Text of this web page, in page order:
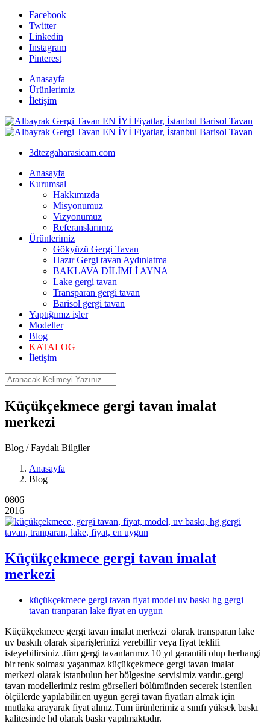
Facebook
Twitter
Linkedin
Instagram
Pinterest
Anasayfa
Ürünlerimiz
İletişim
3dtezgaharasicam.com
Anasayfa
Kurumsal
Hakkımızda
Misyonumuz
Vizyonumuz
Referanslarımız
Ürünlerimiz
Gökyüzü Gergi Tavan
Hazır Gergi tavan Aydınlatma
BAKLAVA DİLİMLİ AYNA
Lake gergi tavan
Transparan gergi tavan
Barisol gergi tavan
Yaptığımız işler
Modeller
Blog
KATALOG
İletişim
Küçükçekmece gergi tavan imalat
merkezi
Blog / Faydalı Bilgiler
Anasayfa
Blog
0806
2016
Küçükçekmece gergi tavan imalat
merkezi
küçükçekmece gergi tavan fiyat model uv baskı hg gergi
tavan tranparan lake fiyat en uygun
Küçükçekmece gergi tavan imalat merkezi olarak transparan lake
uv baskılı olarak siparişlerinizi verebillir veya fiyat teklifi
isteyebilirsiniz .tüm gergi tavanlarımız 10 yıl garantili olup herhangi
bir renk solması yaşanmaz küçükçekmece gergi tavan imalat
merkezi olarak istanbulun her bölgesine servisimiz vardır..gergi
tavan modellerimiz resim görselleri bölümünden secerek istenilen
ölçülerde yapılabilir.en uygun gergi tavan fiyatları almak için
mutlaka arayarak fiyat alınız.Tüm ürünlerimiz a sınıfı yüksek baskı
kalitesinde hd olarak baskı yapılmaktadır.